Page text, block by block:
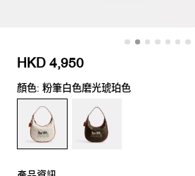
HKD 4,950
顏色: 粉筆白色磨光琥珀色